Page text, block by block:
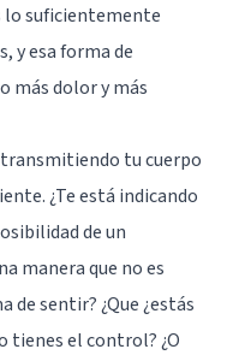
lo suficientemente
y esa forma de
más dolor y más
tu cuerpo
¿Te está indicando
de un
manera que no es
sentir? ¿Que ¿estás
tienes el control? ¿O